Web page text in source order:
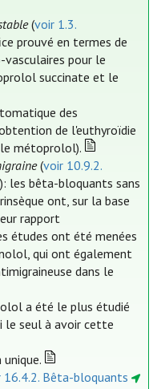
(voir 1.3.
prouvé en termes de
pour le
succinate et le
des
de l'euthyroïdie
métoprolol).
(voir 10.9.2.
): les bêta-bloquants sans
ont, sur la base
rapport
études ont été menées
qui ont également
dans le
a été le plus étudié
le seul à avoir cette
16.4.2. Bêta-bloquants